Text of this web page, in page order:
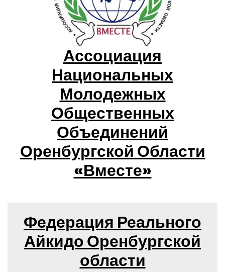
Ассоциация
Национальных
Молодежных
Общественных
Объединений
Оренбургской Области
«Вместе»
Федерация Реального
Айкидо Оренбургской
области